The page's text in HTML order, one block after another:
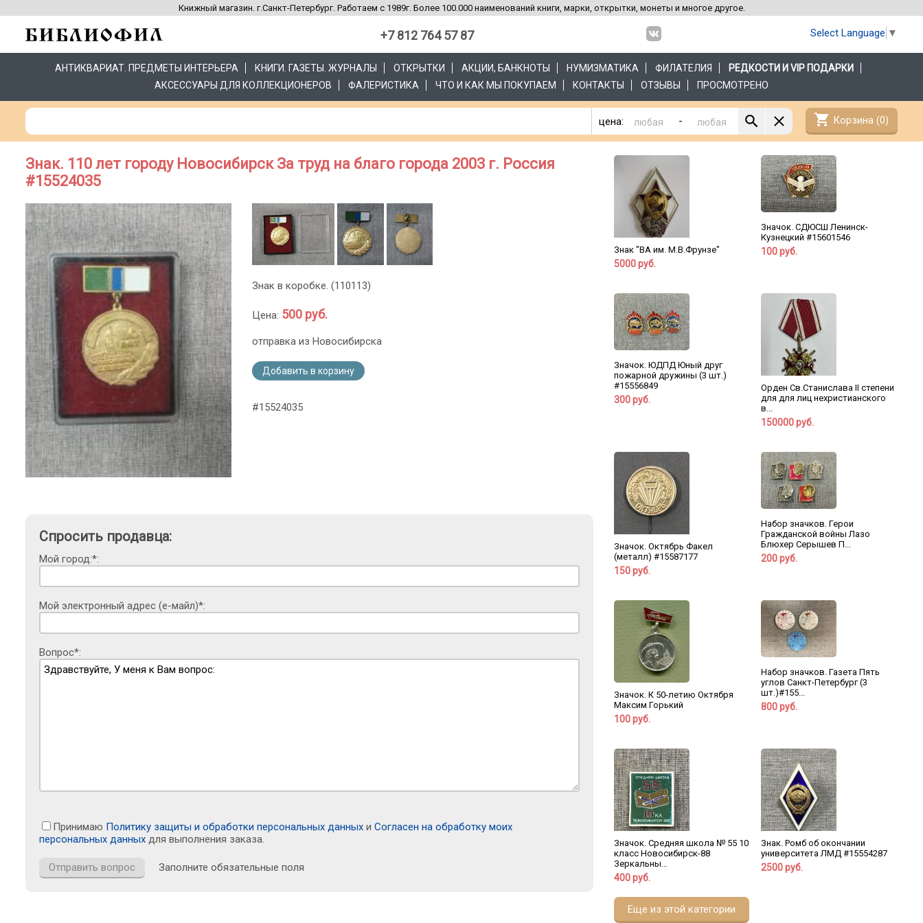
Книжный магазин. г.Санкт-Петербург. Работаем с 1989г. Более 100.000 наименований книги, марки, открытки, монеты и многое другое.
+7 812 764 57 87 Select Language ▼
АНТИКВАРИАТ. ПРЕДМЕТЫ ИНТЕРЬЕРА КНИГИ. ГАЗЕТЫ. ЖУРНАЛЫ ОТКРЫТКИ АКЦИИ, БАНКНОТЫ НУМИЗМАТИКА ФИЛАТЕЛИЯ
РЕДКОСТИ И VIP ПОДАРКИ
АКСЕССУАРЫ ДЛЯ КОЛЛЕКЦИОНЕРОВ
ФАЛЕРИСТИКА ЧТО И КАК МЫ ПОКУПАЕМ КОНТАКТЫ ОТЗЫВЫ ПРОСМОТРЕНО
цена: - shopping_cart Корзина (0)
Знак. 110 лет городу Новосибирск За труд на благо города 2003 г. Россия
#15524035
Знак в коробке. (110113)
Цена: 500 руб.
отправка из Новосибирска
Добавить в корзину
#15524035
Спросить продавца:
Мой город:*:
Мой электронный адрес (е-майл)*:
Вопрос*:
Принимаю Политику защиты и обработки персональных данных и Согласен на обработку моих
персональных данных для выполнения заказа.
Заполните обязательные поля
Знак "ВА им. М.В.Фрунзе"
5000 руб.
Значок. СДЮСШ Ленинск-
Кузнецкий #15601546
100 руб.
Значок. ЮДПД Юный друг
пожарной дружины (3 шт.)
#15556849
300 руб.
Орден Св.Станислава II степени
для для лиц нехристианского
в...
150000 руб.
Значок. Октябрь Факел
(металл) #15587177
150 руб.
Набор значков. Герои
Гражданской войны Лазо
Блюхер Серышев П...
200 руб.
Значок. К 50-летию Октября
Максим Горький
100 руб.
Набор значков. Газета Пять
углов Санкт-Петербург (3
шт.)#155...
800 руб.
Значок. Средняя школа № 55 10
класс Новосибирск-88
Зеркальны...
400 руб.
Знак. Ромб об окончании
университета ЛМД #15554287
2500 руб.
Еще из этой категории